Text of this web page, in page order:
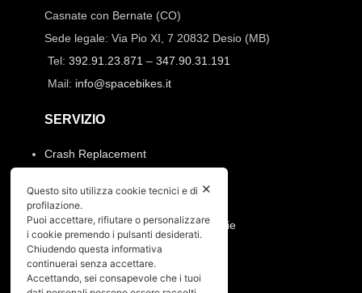
Casnate con Bernate (CO)
Sede legale: Via Pio XI, 7 20832 Desio (MB)
Tel: 392.91.23.871 – 347.90.31.191
Mail: info@spacebikes.it
SERVIZIO
Crash Replacement
Pagamenti e spedizioni
Condizioni di vendita
Manutenzione ruote e prodotti
Resi, annullamento ordine e garanzie
PRIVACY
✕
Questo sito utilizza cookie tecnici e di
profilazione.
Puoi accettare, rifiutare o personalizzare
i cookie premendo i pulsanti desiderati.
Chiudendo questa informativa
continuerai senza accettare.
Accettando, sei consapevole che i tuoi